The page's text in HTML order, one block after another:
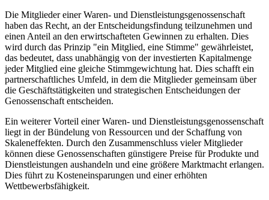
Die Mitglieder einer Waren- und Dienstleistungsgenossenschaft
haben das Recht, an der Entscheidungsfindung teilzunehmen und
einen Anteil an den erwirtschafteten Gewinnen zu erhalten. Dies
wird durch das Prinzip "ein Mitglied, eine Stimme" gewährleistet,
das bedeutet, dass unabhängig von der investierten Kapitalmenge
jeder Mitglied eine gleiche Stimmgewichtung hat. Dies schafft ein
partnerschaftliches Umfeld, in dem die Mitglieder gemeinsam über
die Geschäftstätigkeiten und strategischen Entscheidungen der
Genossenschaft entscheiden.
Ein weiterer Vorteil einer Waren- und Dienstleistungsgenossenschaft
liegt in der Bündelung von Ressourcen und der Schaffung von
Skaleneffekten. Durch den Zusammenschluss vieler Mitglieder
können diese Genossenschaften günstigere Preise für Produkte und
Dienstleistungen aushandeln und eine größere Marktmacht erlangen.
Dies führt zu Kosteneinsparungen und einer erhöhten
Wettbewerbsfähigkeit.